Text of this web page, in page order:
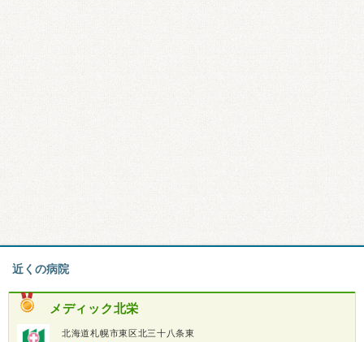
近くの病院
メディック北栄
北海道札幌市東区北三十八条東